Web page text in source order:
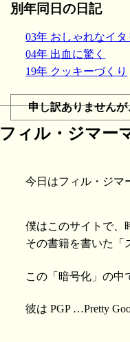
別年同日の日記
03年 おしゃれなイ
04年 出血に驚く
19年 クッキーづくり
申し訳ありませんが
フィル・ジマー
今日はフィル・ジマ
僕はこのサイトで、
その書籍を書いた「
この「暗号化」の中
彼は PGP …Pretty